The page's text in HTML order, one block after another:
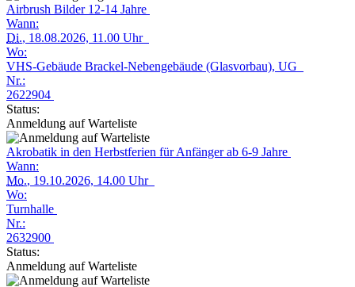
Airbrush Bilder 12-14 Jahre
Wann:
Di., 18.08.2026, 11.00 Uhr
Wo:
VHS-Gebäude Brackel-Nebengebäude (Glasvorbau), UG
Nr.:
2622904
Status:
Anmeldung auf Warteliste
Akrobatik in den Herbstferien für Anfänger ab 6-9 Jahre
Wann:
Mo., 19.10.2026, 14.00 Uhr
Wo:
Turnhalle
Nr.:
2632900
Status:
Anmeldung auf Warteliste